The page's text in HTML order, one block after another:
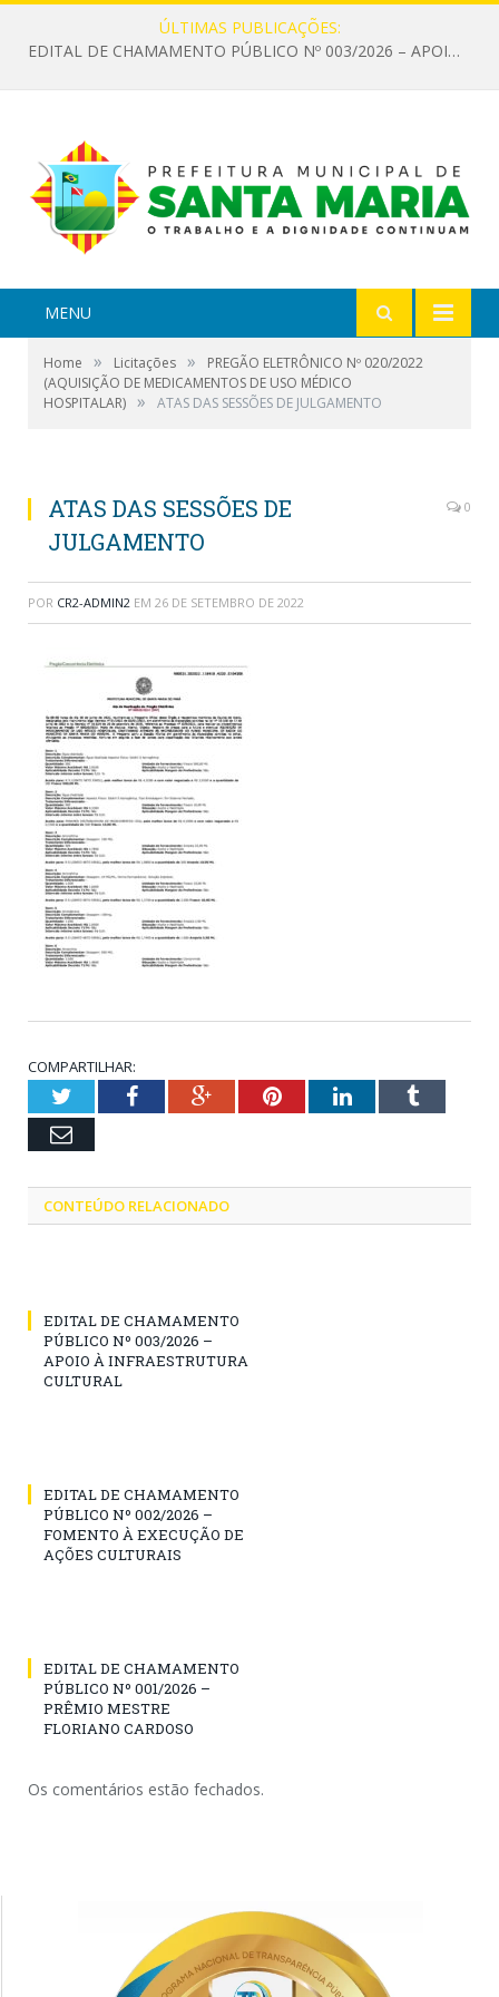
ÚLTIMAS PUBLICAÇÕES:
EDITAL DE CHAMAMENTO PÚBLICO Nº 003/2026 – APOIO À INFRAESTRUTURA CULTURAL
MENU
Home » Licitações »
PREGÃO ELETRÔNICO Nº 020/2022
(AQUISIÇÃO DE MEDICAMENTOS DE USO MÉDICO
HOSPITALAR) » ATAS DAS SESSÕES DE JULGAMENTO
ATAS DAS SESSÕES DE
JULGAMENTO
0
POR CR2-ADMIN2 EM 26 DE SETEMBRO DE 2022
COMPARTILHAR:
TwitterFacebookGoogle+PinterestLinkedInTumblr
Email
CONTEÚDO RELACIONADO
EDITAL DE CHAMAMENTO
PÚBLICO Nº 003/2026 –
APOIO À INFRAESTRUTURA
CULTURAL
EDITAL DE CHAMAMENTO
PÚBLICO Nº 002/2026 –
FOMENTO À EXECUÇÃO DE
AÇÕES CULTURAIS
EDITAL DE CHAMAMENTO
PÚBLICO Nº 001/2026 –
PRÊMIO MESTRE
FLORIANO CARDOSO
Os comentários estão fechados.